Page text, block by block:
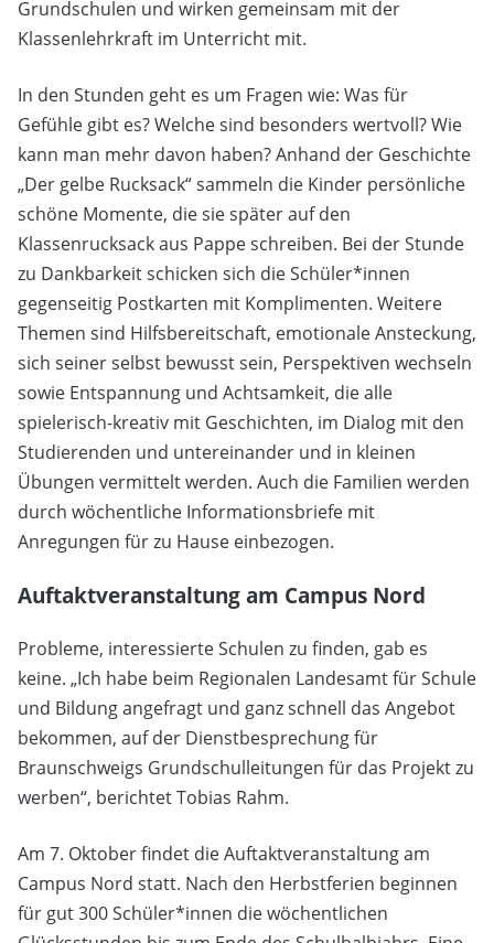
Grundschulen und wirken gemeinsam mit der
Klassenlehrkraft im Unterricht mit.
In den Stunden geht es um Fragen wie: Was für
Gefühle gibt es? Welche sind besonders wertvoll? Wie
kann man mehr davon haben? Anhand der Geschichte
„Der gelbe Rucksack“ sammeln die Kinder persönliche
schöne Momente, die sie später auf den
Klassenrucksack aus Pappe schreiben. Bei der Stunde
zu Dankbarkeit schicken sich die Schüler*innen
gegenseitig Postkarten mit Komplimenten. Weitere
Themen sind Hilfsbereitschaft, emotionale Ansteckung,
sich seiner selbst bewusst sein, Perspektiven wechseln
sowie Entspannung und Achtsamkeit, die alle
spielerisch-kreativ mit Geschichten, im Dialog mit den
Studierenden und untereinander und in kleinen
Übungen vermittelt werden. Auch die Familien werden
durch wöchentliche Informationsbriefe mit
Anregungen für zu Hause einbezogen.
Auftaktveranstaltung am Campus Nord
Probleme, interessierte Schulen zu finden, gab es
keine. „Ich habe beim Regionalen Landesamt für Schule
und Bildung angefragt und ganz schnell das Angebot
bekommen, auf der Dienstbesprechung für
Braunschweigs Grundschulleitungen für das Projekt zu
werben“, berichtet Tobias Rahm.
Am 7. Oktober findet die Auftaktveranstaltung am
Campus Nord statt. Nach den Herbstferien beginnen
für gut 300 Schüler*innen die wöchentlichen